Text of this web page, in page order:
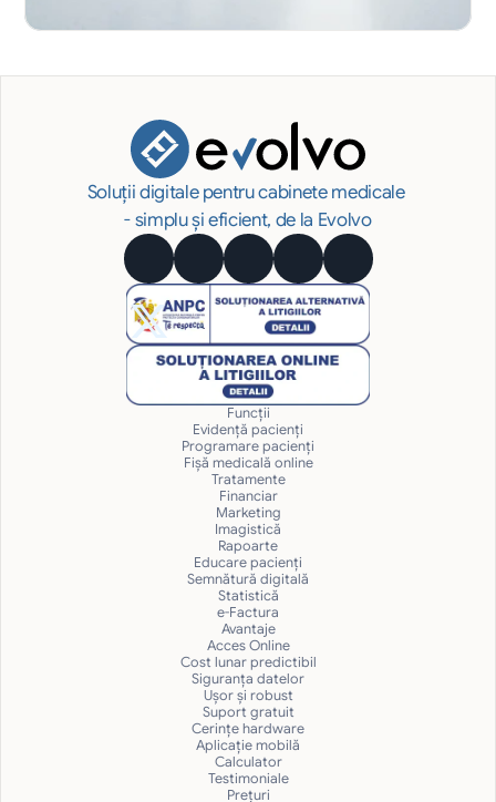
Soluții digitale pentru cabinete medicale
- simplu și eficient, de la Evolvo
Funcții
Evidență pacienți
Programare pacienți
Fișă medicală online
Tratamente
Financiar
Marketing
Imagistică
Rapoarte
Educare pacienți
Semnătură digitală
Statistică
e-Factura
Avantaje
Acces Online
Cost lunar predictibil
Siguranţa datelor
Uşor și robust
Suport gratuit
Cerințe hardware
Aplicație mobilă
Calculator
Testimoniale
Prețuri